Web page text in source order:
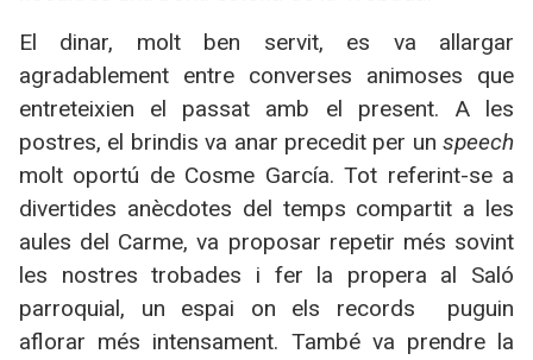
El dinar, molt ben servit, es va allargar
agradablement entre converses animoses que
entreteixien el passat amb el present. A les
postres, el brindis va anar precedit per un speech
molt oportú de Cosme García. Tot referint-se a
divertides anècdotes del temps compartit a les
aules del Carme, va proposar repetir més sovint
les nostres trobades i fer la propera al Saló
parroquial, un espai on els records puguin
aflorar més intensament. També va prendre la